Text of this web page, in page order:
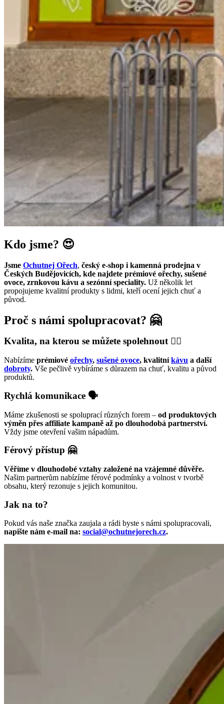
Kdo jsme? 😍
Jsme Ochutnej Ořech, český e-shop i kamenná prodejna v
Českých Budějovicích, kde najdete prémiové ořechy, sušené
ovoce, zrnkovou kávu a sezónní speciality. Už několik let
propojujeme kvalitní produkty s lidmi, kteří ocení jejich chuť a
původ.
Proč s námi spolupracovat? 🤗
Kvalita, na kterou se můžete spolehnout ☝🏻
Nabízíme prémiové ořechy, sušené ovoce, kvalitníkávu a další
dobroty. Vše pečlivě vybíráme s důrazem na chuť, kvalitu a původ
produktů.
Rychlá komunikace 🗣️
Máme zkušenosti se spoluprací různých forem – od produktových
výměn přes affiliate kampaně až po dlouhodobá partnerství.
Vždy jsme otevření vašim nápadům.
Férový přístup 🤗
Věříme v dlouhodobé vztahy založené na vzájemné důvěře.
Našim partnerům nabízíme férové podmínky a volnost v tvorbě
obsahu, který rezonuje s jejich komunitou.
Jak na to?
Pokud vás naše značka zaujala a rádi byste s námi spolupracovali,
napište nám e-mail na: social@ochutnejorech.cz.